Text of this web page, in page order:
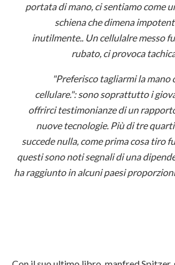
portata di mano, ci sentiamo come
schiena che dimena
inutilmente.. Un cellulalre messo
rubato, ci provoca
"Preferisco tagliarmi la mano
cellulare.": sono soprattutto i
offrirci testimonianze di un
nuove tecnologie. Più di tre
succede nulla, come prima cosa tiro
questi sono noti segnali di una
ha raggiunto in alcuni paesi